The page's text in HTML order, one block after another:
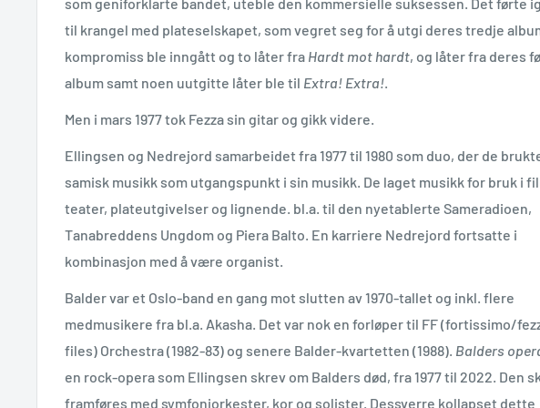
til krangel med plateselskapet, som vegret seg for å utgi deres tredje
kompromiss ble inngått og to låter fra Hardt mot hardt, og låter fra deres
album samt noen uutgitte låter ble til Extra! Extra!
Men i mars 1977 tok Fezza sin gitar og gikk videre.
Ellingsen og Nedrejord samarbeidet fra 1977 til 1980 som duo, der de
samisk musikk som utgangspunkt i sin musikk. De laget musikk for bruk i
teater, plateutgivelser og lignende. bl.a. til den nyetablerte Sameradioen,
Tanabreddens Ungdom og Piera Balto. En karriere Nedrejord fortsatte i
kombinasjon med å være organist.
Balder var et Oslo-band en gang mot slutten av 1970-tallet og inkl. flere
medmusikere fra bl.a. Akasha. Det var nok en forløper til FF (fortissimo/
files) Orchestra (1982-83) og senere Balder-kvartetten (1988). Balders
en rock-opera som Ellingsen skrev om Balders død, fra 1977 til 2022. Den
framføres med symfoniorkester, kor og solister. Dessverre kollapset dette